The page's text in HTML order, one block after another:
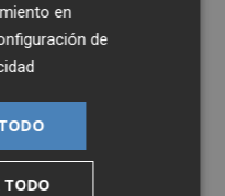
PP Jaime
a la ministra
en materia fiscal
y le ha
en
de
TODO